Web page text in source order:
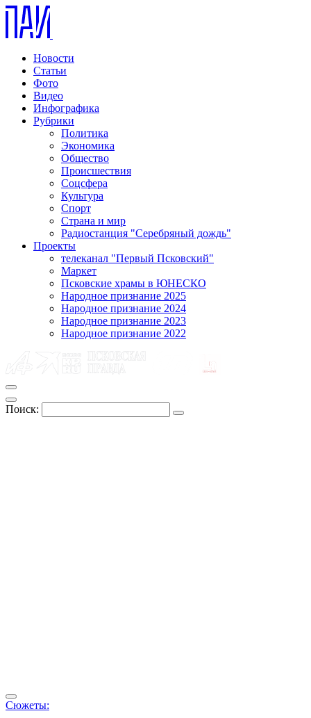
Новости
Статьи
Фото
Видео
Инфографика
Рубрики
Политика
Экономика
Общество
Происшествия
Соцсфера
Культура
Спорт
Страна и мир
Радиостанция "Серебряный дождь"
Проекты
телеканал "Первый Псковский"
Маркет
Псковские храмы в ЮНЕСКО
Народное признание 2025
Народное признание 2024
Народное признание 2023
Народное признание 2022
Поиск:
Сюжеты: